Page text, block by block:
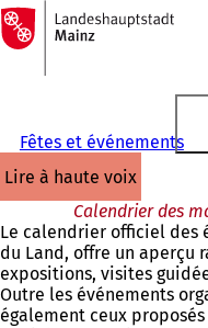
Accéder au contenu
Vers
la
page
d'accueil
Fêtes et événements
lire à haute voix
Calendrier des
Le calendrier officiel des
du Land, offre un aperçu
expositions, visites
Outre les événements
également ceux